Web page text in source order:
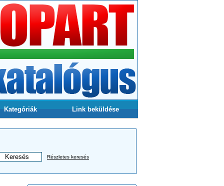
Kategóriák Link beküldése
Részletes keresés